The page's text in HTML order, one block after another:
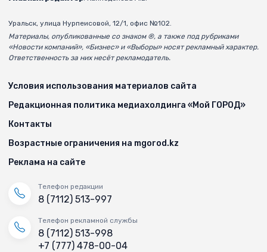
Уральск, улица Нурпеисовой, 12/1, офис №102.
Материалы, опубликованные со знаком ®, а также под рубриками
«Новости компаний», «Бизнес» и «Выборы» носят рекламный характер.
Ответственность за них несёт рекламодатель.
Условия использования материалов сайта
Редакционная политика медиахолдинга «Мой ГОРОД»
Контакты
Возрастные ограничения на mgorod.kz
Реклама на сайте
Телефон редакции
8 (7112) 513-997
Телефон рекламной службы
8 (7112) 513-998
+7 (777) 478-00-04